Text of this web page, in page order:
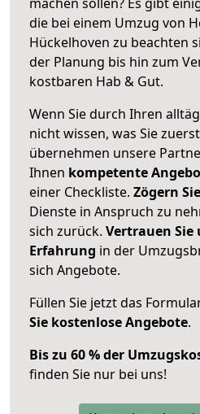
die bei einem Umzug von
Hückelhoven zu beachten
der Planung bis hin zum
kostbaren Hab & Gut.
Wenn Sie durch Ihren
nicht wissen, was Sie
übernehmen unsere
Ihnen kompetente
einer Checkliste. Zögern
Dienste in Anspruch zu
sich zurück. Vertrauen Sie
Erfahrung in der
sich Angebote.
Füllen Sie jetzt das
Sie kostenlose Angebote.
Bis zu 60 % der
finden Sie nur bei uns!